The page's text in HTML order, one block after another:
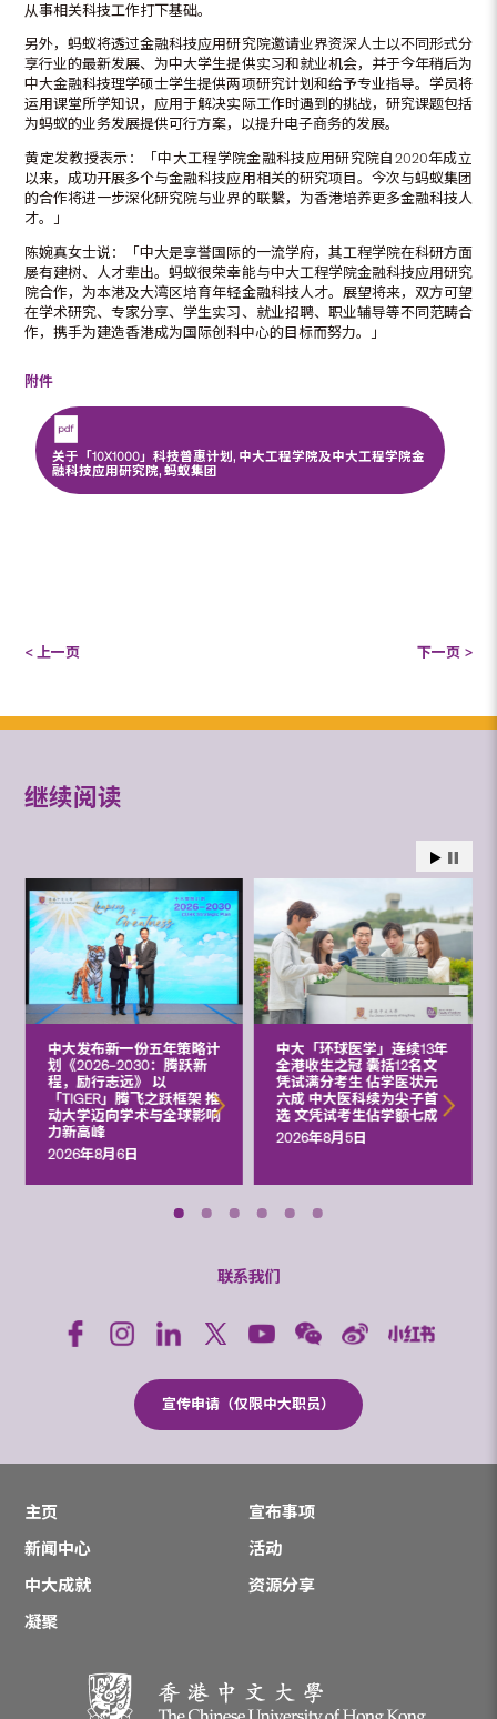
从事相关科技工作打下基础。
另外，蚂蚁将透过金融科技应用研究院邀请业界资深人士以不同形式分
享行业的最新发展、为中大学生提供实习和就业机会，并于今年稍后为
中大金融科技理学硕士学生提供两项研究计划和给予专业指导。学员将
运用课堂所学知识，应用于解决实际工作时遇到的挑战，研究课题包括
为蚂蚁的业务发展提供可行方案，以提升电子商务的发展。
黄定发教授表示：「中大工程学院金融科技应用研究院自2020年成立
以来，成功开展多个与金融科技应用相关的研究项目。今次与蚂蚁集团
的合作将进一步深化研究院与业界的联繫，为香港培养更多金融科技人
才。」
陈婉真女士说：「中大是享誉国际的一流学府，其工程学院在科研方面
屡有建树、人才辈出。蚂蚁很荣幸能与中大工程学院金融科技应用研究
院合作，为本港及大湾区培育年轻金融科技人才。展望将来，双方可望
在学术研究、专家分享、学生实习、就业招聘、职业辅导等不同范畴合
作，携手为建造香港成为国际创科中心的目标而努力。」
附件
关于「10X1000」科技普惠计划, 中大工程学院及中大工程学院金
融科技应用研究院, 蚂蚁集团
< 上一页 下一页 >
继续阅读
中大发布新一份五年策略计
划《2026‒2030：腾跃新
程，励行志远》 以
「TIGER」腾飞之跃框架 推
动大学迈向学术与全球影响
力新高峰
2026年8月6日
中大「环球医学」连续13年
全港收生之冠 囊括12名文
凭试满分考生 佔学医状元
六成 中大医科续为尖子首
选 文凭试考生佔学额七成
2026年8月5日
联系我们
宣传申请（仅限中大职员）
主页
宣布事项
新闻中心
活动
中大成就
资源分享
凝聚